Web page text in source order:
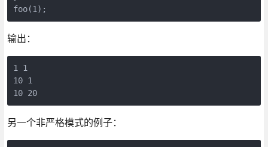
foo(1);
输出：
1 1
10 1
10 20
另一个非严格模式的例子：